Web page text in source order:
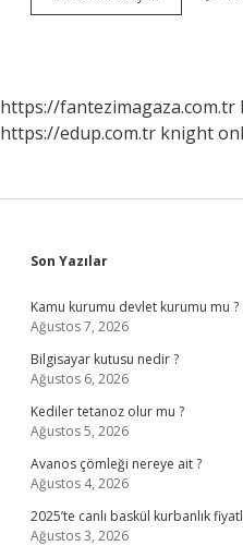
Ilacı
Yapılmalı
https://fantezimagaza.com.tr
https://edup.com.tr knight
Sidebar
Son Yazılar
Kamu kurumu devlet kurumu mu ?
Ağustos 7, 2026
Bilgisayar kutusu nedir ?
Ağustos 6, 2026
Kediler tetanoz olur mu ?
Ağustos 5, 2026
Avanos çömleği nereye ait ?
Ağustos 4, 2026
2025’te canlı baskül kurbanlık
Ağustos 3, 2026